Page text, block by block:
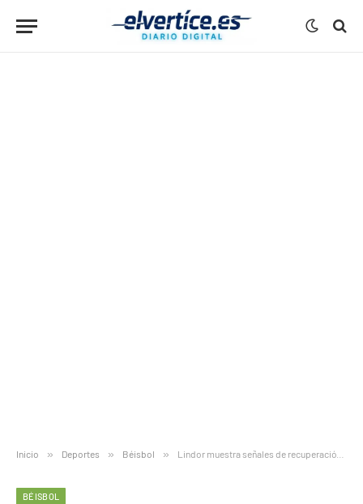
Inicio » Deportes » Béisbol » Lindor muestra señales de recuperación pero sigue lejos del regreso a los Mets
BÉISBOL